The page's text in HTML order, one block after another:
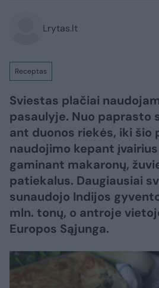
Lrytas.lt
Receptas
Sviestas plačiai
pasaulyje. Nuo paprasto
ant duonos riekės, iki šio
naudojimo kepant
gaminant makaronų,
patiekalus. Daugiausiai
sunaudojo Indijos
mln. tonų, o antroje
Europos Sąjunga.